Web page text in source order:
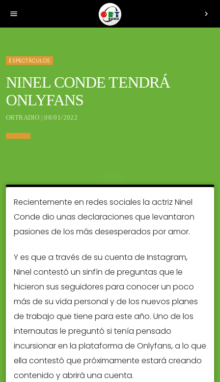
menu chevron_right
ESPECTÁCULOS
NINEL CONDE TENDRÁ
ONLYFANS
ORTRADIO | 08/01/2022
Recientemente en redes sociales la actriz Ninel
Conde dio unas declaraciones que levantaron
pasiones de los más desesperados por amor.
Y es que a través de su cuenta de Instagram,
Ninel contestó un sinfín de preguntas que le
hicieron sus seguidores para conocer un poco
más de su vida personal y de los nuevos planes
de trabajo que tiene para este año. Uno de los
internautas le preguntó si tenía pensado
incursionar en la plataforma de Onlyfans, a lo que
ella contestó que próximamente estará creando
contenido y abrirá una cuenta.